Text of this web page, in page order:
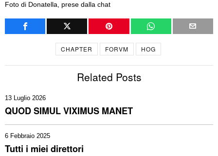
Foto di Donatella, prese dalla chat
CHAPTER FORVM HOG
Related Posts
13 Luglio 2026
QUOD SIMUL VIXIMUS MANET
6 Febbraio 2025
Tutti i miei direttori